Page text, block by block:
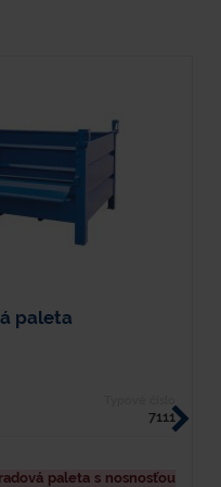
paleta
7111
paleta s nosnosťou